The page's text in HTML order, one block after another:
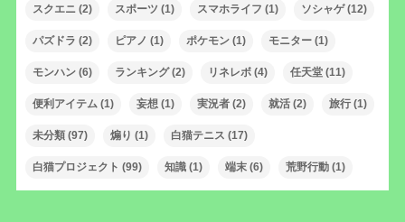
スクエニ(2) スポーツ (1) スマホライフ (1) ソシャゲ(12)
パズドラ (2) ピアノ (1) ポケモン(1) モニター(1)
モンハン(6) ランキング(2) リネレボ(4) 任天堂(11)
便利アイテム(1) 妄想(1) 実況者(2) 就活(2) 旅行(1)
未分類(97) 煽り (1) 白猫テニス (17)
白猫プロジェクト (99) 知識(1) 端末(6) 荒野行動(1)